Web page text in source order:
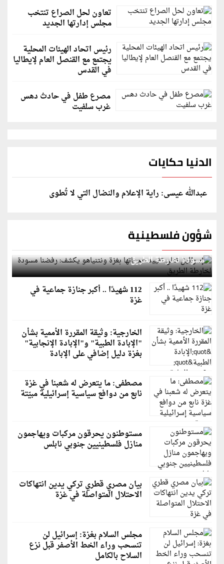
تعاون لحل الصراع تنتخب
مجلس إدارتها الجديد
رئيس اتحاد الهيئات المحلية
يجتمع مع القنصل العام لإيطاليا
في القدس
مصرع طفل في حادث دهس
غرب سلفيت
الدنيا حكايات
عبدالله عيسى: راية الإعلام والنضال التي لا تُطوى
شؤون فلسطينية
إسرائيل تعلن تقييد هجماتها بغزة ونتنياهو يكشف: رفضنا
مسودة لخارطة الطريق
112 شهيدًا .. أكبر جنازة جماعية في
غزة
الخارجية: وثيقة المقررة الأممية بشأن
"الإبادة الطبية" و"الإبادة الإنجابية"
بغزة دليل إضافي على الإبادة
مصطفى: ما يتعرض له شعبنا في غزة
نابع من دوافع سياسية إسرائيلية مبيّتة
مستوطنون يحرقون مركبات ويهاجمون
منازل فلسطينيين جنوبي نابلس
بيان مصري قطري تركي يدين انتهاكات
الاحتلال المتواصلة في غزة
مجلس السلام بغزة: إسرائيل لن
تنسحب وراء الخط الأصفر قبل نزع
السلاح بالكامل